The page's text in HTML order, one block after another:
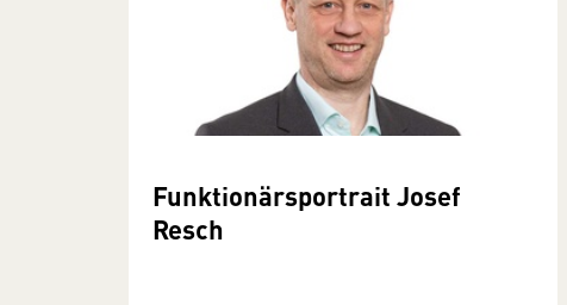
Funktionärsportrait Josef
Resch